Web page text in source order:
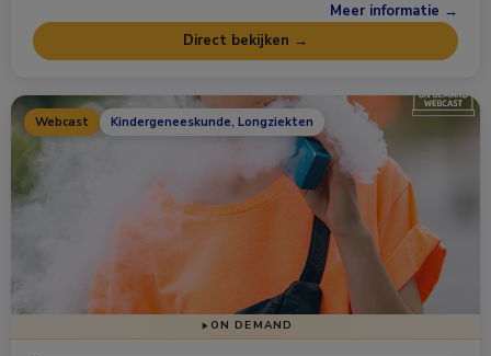
Meer informatie →
Direct bekijken →
Webcast Kindergeneeskunde, Longziekten
ON DEMAND